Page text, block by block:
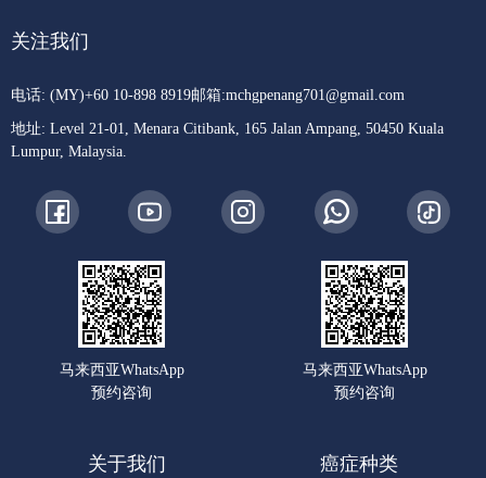
关注我们
电话: (MY)+60 10-898 8919邮箱:mchgpenang701@gmail.com
地址: Level 21-01, Menara Citibank, 165 Jalan Ampang, 50450 Kuala
Lumpur, Malaysia.
马来西亚WhatsApp
预约咨询
马来西亚WhatsApp
预约咨询
关于我们 癌症种类